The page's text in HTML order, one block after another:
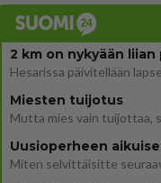
2 km on nykyään
Miesten tuijotus